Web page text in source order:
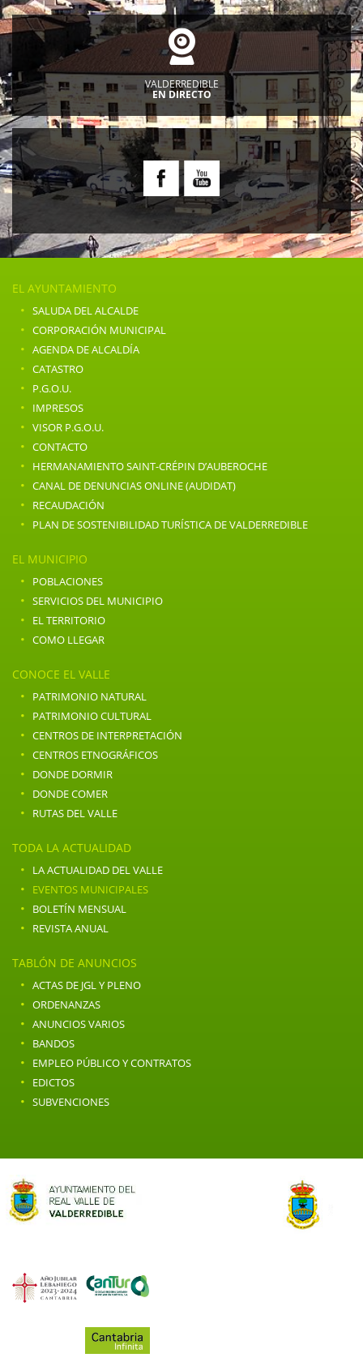
VALDERREDIBLE
EN DIRECTO
EL AYUNTAMIENTO
· SALUDA DEL ALCALDE
· CORPORACIÓN MUNICIPAL
· AGENDA DE ALCALDÍA
· CATASTRO
· P.G.O.U.
· IMPRESOS
· VISOR P.G.O.U.
· CONTACTO
· HERMANAMIENTO SAINT-CRÉPIN D’AUBEROCHE
· CANAL DE DENUNCIAS ONLINE (AUDIDAT)
· RECAUDACIÓN
· PLAN DE SOSTENIBILIDAD TURÍSTICA DE VALDERREDIBLE
EL MUNICIPIO
· POBLACIONES
· SERVICIOS DEL MUNICIPIO
· EL TERRITORIO
· COMO LLEGAR
CONOCE EL VALLE
· PATRIMONIO NATURAL
· PATRIMONIO CULTURAL
· CENTROS DE INTERPRETACIÓN
· CENTROS ETNOGRÁFICOS
· DONDE DORMIR
· DONDE COMER
· RUTAS DEL VALLE
TODA LA ACTUALIDAD
· LA ACTUALIDAD DEL VALLE
· EVENTOS MUNICIPALES
· BOLETÍN MENSUAL
· REVISTA ANUAL
TABLÓN DE ANUNCIOS
· ACTAS DE JGL Y PLENO
· ORDENANZAS
· ANUNCIOS VARIOS
· BANDOS
· EMPLEO PÚBLICO Y CONTRATOS
· EDICTOS
· SUBVENCIONES